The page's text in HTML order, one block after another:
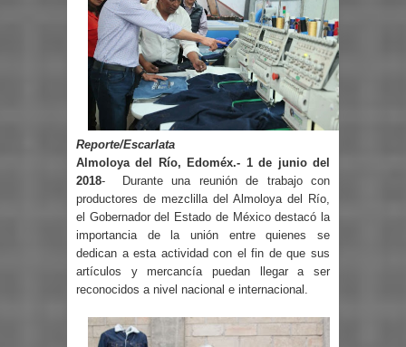
Reporte/Escarlata
Almoloya del Río, Edoméx.- 1 de junio del
2018-
Durante una reunión de trabajo con
productores de mezclilla del Almoloya del Río,
el Gobernador del Estado de México destacó la
importancia de la unión entre quienes se
dedican a esta actividad con el fin de que sus
artículos y mercancía puedan llegar a ser
reconocidos a nivel nacional e internacional.